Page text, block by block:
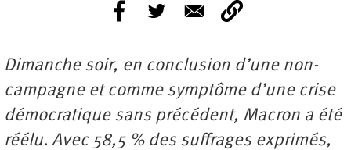
Dimanche soir, en conclusion d’une non-
campagne et comme symptôme d’une crise
démocratique sans précédent, Macron a été
réélu. Avec 58,5 % des suffrages exprimés,